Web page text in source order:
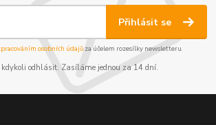
Přihlásit se
osobních údajůza účelem rozesílky newsletteru.
kdykoli odhlásit. Zasíláme jednou za 14 dní.